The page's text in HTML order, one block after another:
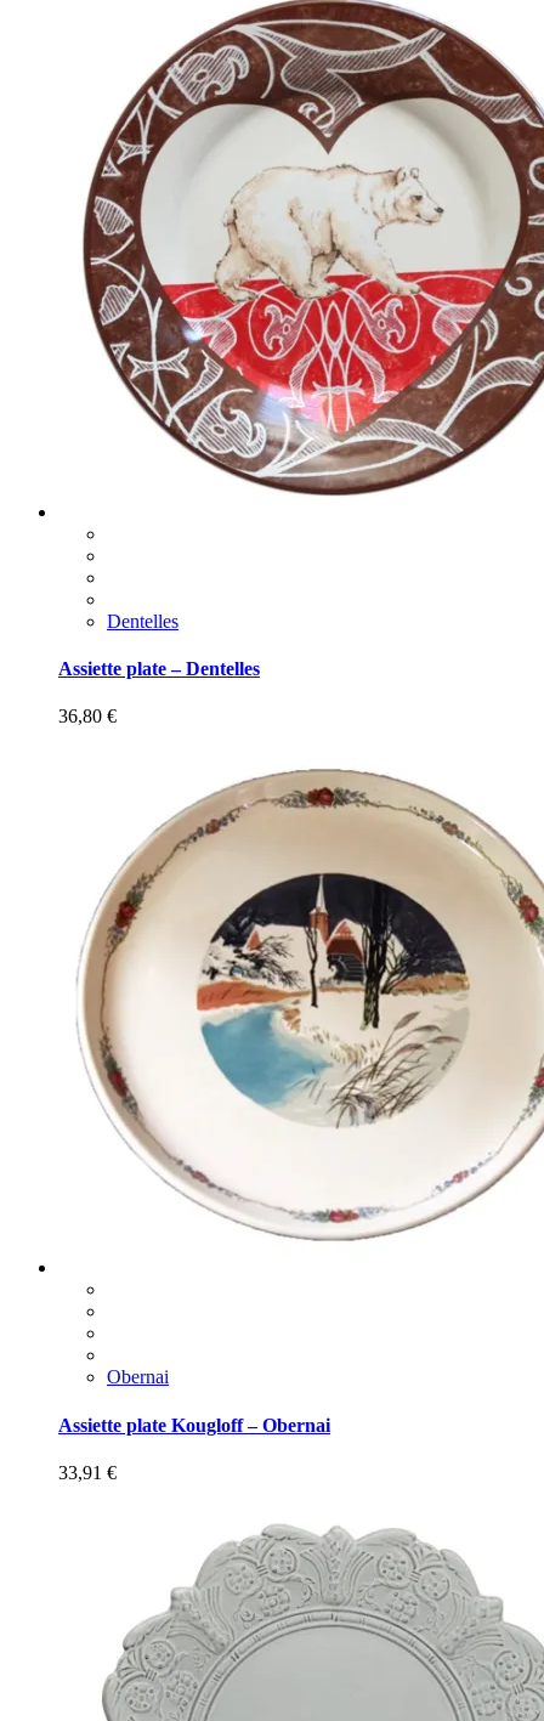
Dentelles
Assiette plate – Dentelles
36,80 €
Obernai
Assiette plate Kougloff – Obernai
33,91 €